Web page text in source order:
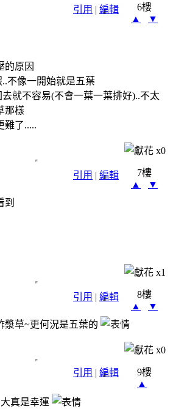
引用 | 編輯
6樓
▲
▼
的原因
不像一開始就是五葉
就不容易(不會一葉一葉排好)..不太
那樣
難了.....
x0
引用 | 編輯
7樓
▲
▼
到
x1
引用 | 編輯
8樓
▲
▼
漿草~更何況是五葉的
x0
引用 | 編輯
9樓
▲
真是幸運